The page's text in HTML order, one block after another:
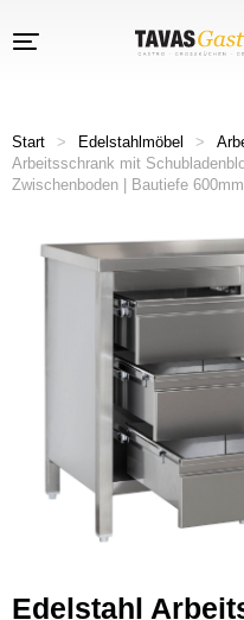
Start > Edelstahlmöbel >
Arbeitsschrank mit
Zwischenboden | Bautiefe
Edelstahl